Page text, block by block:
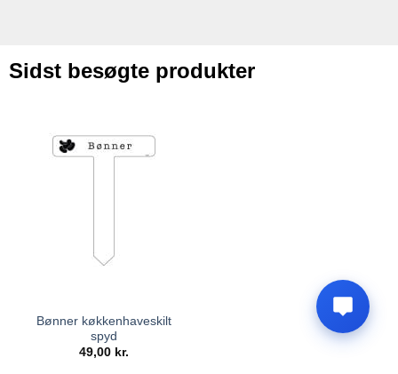
Sidst besøgte produkter
Bønner køkkenhaveskilt
spyd
49,00 kr.